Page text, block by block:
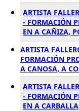
ARTISTA
- FORMACIÓN
EN A CAÑIZA,
ARTISTA
FORMACIÓN
A CANOSA, A
ARTISTA
- FORMACIÓN
EN A